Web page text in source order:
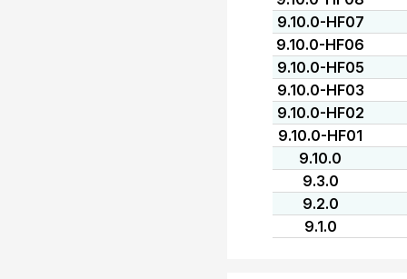
9.10.0-HF07
9.10.0-HF06
9.10.0-HF05
9.10.0-HF03
9.10.0-HF02
9.10.0-HF01
9.10.0
9.3.0
9.2.0
9.1.0